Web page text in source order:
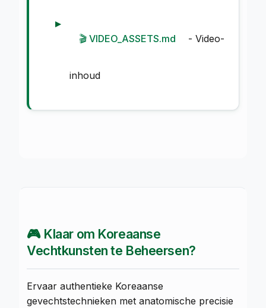
🎬 VIDEO_ASSETS.md - Video-
inhoud
🎮 Klaar om Koreaanse
Vechtkunsten te Beheersen?
Ervaar authentieke Koreaanse
gevechtstechnieken met anatomische precisie